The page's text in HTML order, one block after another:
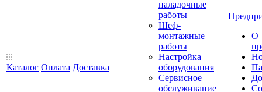
Каталог Оплата Доставка
наладочные
работы
Шеф-
монтажные
работы
Настройка
оборудования
Сервисное
обслуживание
О